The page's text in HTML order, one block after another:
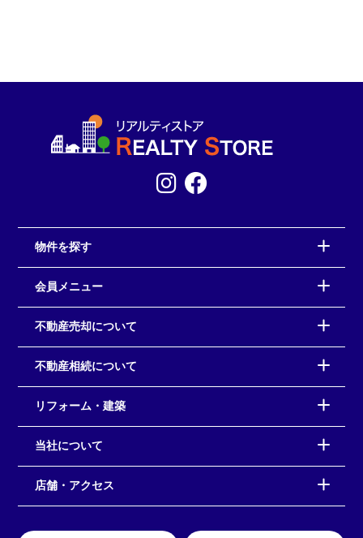
物件を探す
会員メニュー
不動産売却について
不動産相続について
リフォーム・建築
当社について
店舗・アクセス